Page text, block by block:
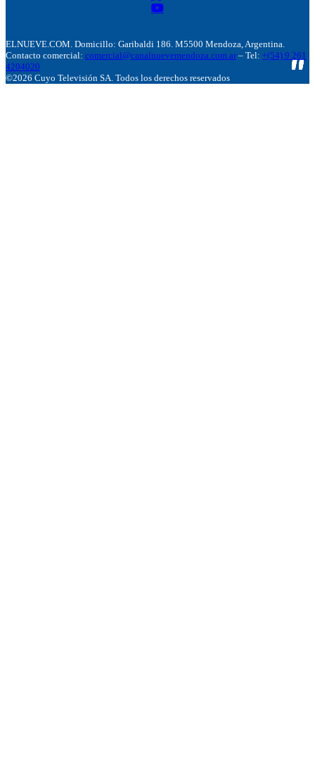
ELNUEVE.COM. Domicillo: Garibaldi 186. M5500 Mendoza, Argentina.
Contacto comercial: comercial@canalnuevemendoza.com.ar – Tel: +(54) 9 261
4204020
©2026 Cuyo Televisión SA. Todos los derechos reservados